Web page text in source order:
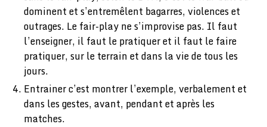
dominent et s’entremêlent bagarres, violences et
outrages. Le fair-play ne s’improvise pas. Il faut
l’enseigner, il faut le pratiquer et il faut le faire
pratiquer, sur le terrain et dans la vie de tous les
jours.
Entrainer c’est montrer l’exemple, verbalement et
dans les gestes, avant, pendant et après les
matches.